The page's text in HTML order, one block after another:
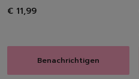
€ 11,99
Benachrichtigen